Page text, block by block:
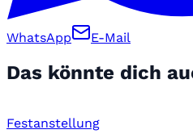
WhatsApp E-Mail
Das könnte dich
Festanstellung